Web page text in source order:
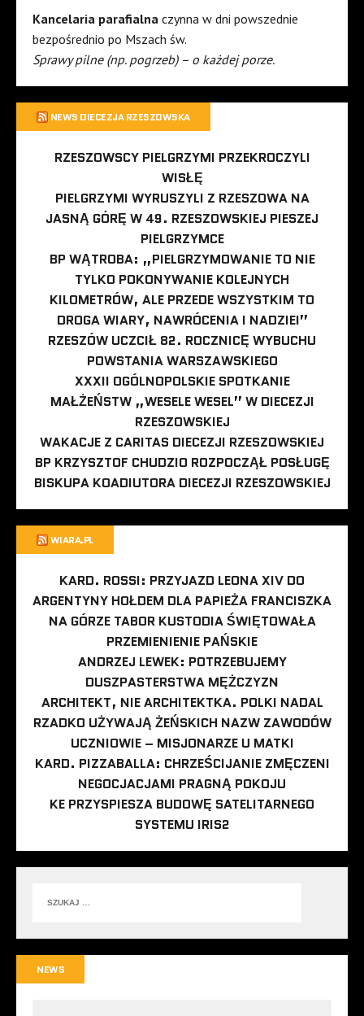
Kancelaria parafialna czynna w dni powszednie
bezpośrednio po Mszach św.
Sprawy pilne (np. pogrzeb) – o każdej porze.
NEWS DIECEZJA RZESZOWSKA
RZESZOWSCY PIELGRZYMI PRZEKROCZYLI
WISŁĘ
PIELGRZYMI WYRUSZYLI Z RZESZOWA NA
JASNĄ GÓRĘ W 49. RZESZOWSKIEJ PIESZEJ
PIELGRZYMCE
BP WĄTROBA: „PIELGRZYMOWANIE TO NIE
TYLKO POKONYWANIE KOLEJNYCH
KILOMETRÓW, ALE PRZEDE WSZYSTKIM TO
DROGA WIARY, NAWRÓCENIA I NADZIEI”
RZESZÓW UCZCIŁ 82. ROCZNICĘ WYBUCHU
POWSTANIA WARSZAWSKIEGO
XXXII OGÓLNOPOLSKIE SPOTKANIE
MAŁŻEŃSTW „WESELE WESEL” W DIECEZJI
RZESZOWSKIEJ
WAKACJE Z CARITAS DIECEZJI RZESZOWSKIEJ
BP KRZYSZTOF CHUDZIO ROZPOCZĄŁ POSŁUGĘ
BISKUPA KOADIUTORA DIECEZJI RZESZOWSKIEJ
WIARA.PL
KARD. ROSSI: PRZYJAZD LEONA XIV DO
ARGENTYNY HOŁDEM DLA PAPIEŻA FRANCISZKA
NA GÓRZE TABOR KUSTODIA ŚWIĘTOWAŁA
PRZEMIENIENIE PAŃSKIE
ANDRZEJ LEWEK: POTRZEBUJEMY
DUSZPASTERSTWA MĘŻCZYZN
ARCHITEKT, NIE ARCHITEKTKA. POLKI NADAL
RZADKO UŻYWAJĄ ŻEŃSKICH NAZW ZAWODÓW
UCZNIOWIE – MISJONARZE U MATKI
KARD. PIZZABALLA: CHRZEŚCIJANIE ZMĘCZENI
NEGOCJACJAMI PRAGNĄ POKOJU
KE PRZYSPIESZA BUDOWĘ SATELITARNEGO
SYSTEMU IRIS2
NEWS